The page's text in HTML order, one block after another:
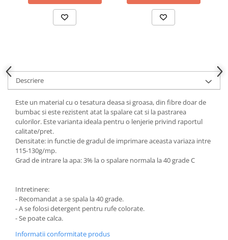
Descriere
Este un material cu o tesatura deasa si groasa, din fibre doar de
bumbac si este rezistent atat la spalare cat si la pastrarea
culorilor. Este varianta ideala pentru o lenjerie privind raportul
calitate/pret.
Densitate: in functie de gradul de imprimare aceasta variaza intre
115-130g/mp.
Grad de intrare la apa: 3% la o spalare normala la 40 grade C
Intretinere:
- Recomandat a se spala la 40 grade.
- A se folosi detergent pentru rufe colorate.
- Se poate calca.
Informatii conformitate produs